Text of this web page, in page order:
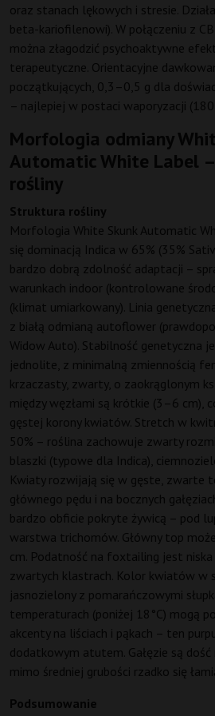
oraz stanach lękowych i stresie.
beta-kariofilenowi). W połączeniu z
można złagodzić psychoaktywne
terapeutyczne. Orientacyjne
początkujących, 0,3–0,5 g dla
– najlepiej w postaci waporyzacji
Morfologia odmiany
Automatic White Label
rośliny
Struktura rośliny
Morfologia White Skunk Automatic
się dominacją Indica w 65% (35%
bardzo dobrą zdolność adaptacji –
warunkach indoor (kontrolowane
(klimat umiarkowany). Linia
z białą odmianą autoflower
Widow Auto). Stabilność genetyczna
jednolite, z minimalną zmiennością
krzaczasty, zwarty, o zaokrąglonym
między węzłami są krótkie (3–6 cm),
gęstej korony kwiatów. Stretch w
50% – roślina zachowuje zwarty
blaszki (typowe dla Indica),
Kwiaty rozwijają się w gęste, zwarte
głównego pędu i na bocznych
bardzo obficie pokryte żywicą – pod
warstwa trichomów. Główny top
cm. Podatność na foxtailing jest
zwartych klastrach. Kolor kwiatów w
jasnozielony z pomarańczowymi
temperaturach (poniżej 18°C) mogą
akcenty na liściach i pąkach – ten
dodatkowym atutem. Gałęzie są
mimo średniej grubości rzadko się
Podsumowanie